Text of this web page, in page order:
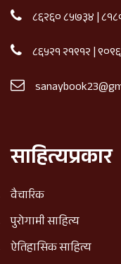
८६२६० ८५७३४|
८६५२१ २१९१२|
साहित्यप्रकार
वैचारिक
पुरोगामी साहित्य
ऐतिहासिक साहित्य